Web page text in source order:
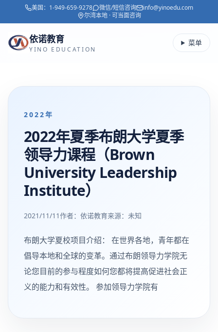
美国： 1-949-659-9278 微信/短信咨询
info@yinoedu.com
尔湾本地 · 可当面咨询
依诺教育
YINO EDUCATION
菜单
2022年
2022年夏季布朗大学夏季
领导力课程（Brown
University Leadership
Institute）
2021/11/11作者：依诺教育来源： 未知
布朗大学夏校项目介绍： 在世界各地，青年都在
倡导本地和全球的变革。通过布朗领导力学院无
论您目前的参与程度如何您都将提高促进社会正
义的能力和有效性。 参加领导力学院有